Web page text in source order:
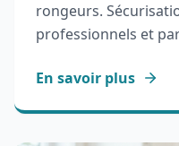
rongeurs.
professionnels et
En savoir plus